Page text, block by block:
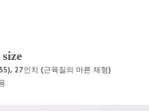
27인치 (근육질의 마른 체형)